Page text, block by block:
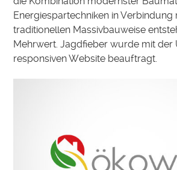
Energiespartechniken in Verbindung
traditionellen Massivbauweise
Mehrwert. Jagdfieber wurde mit der
responsiven Website beauftragt.